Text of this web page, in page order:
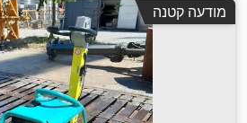
מודעה קטנה